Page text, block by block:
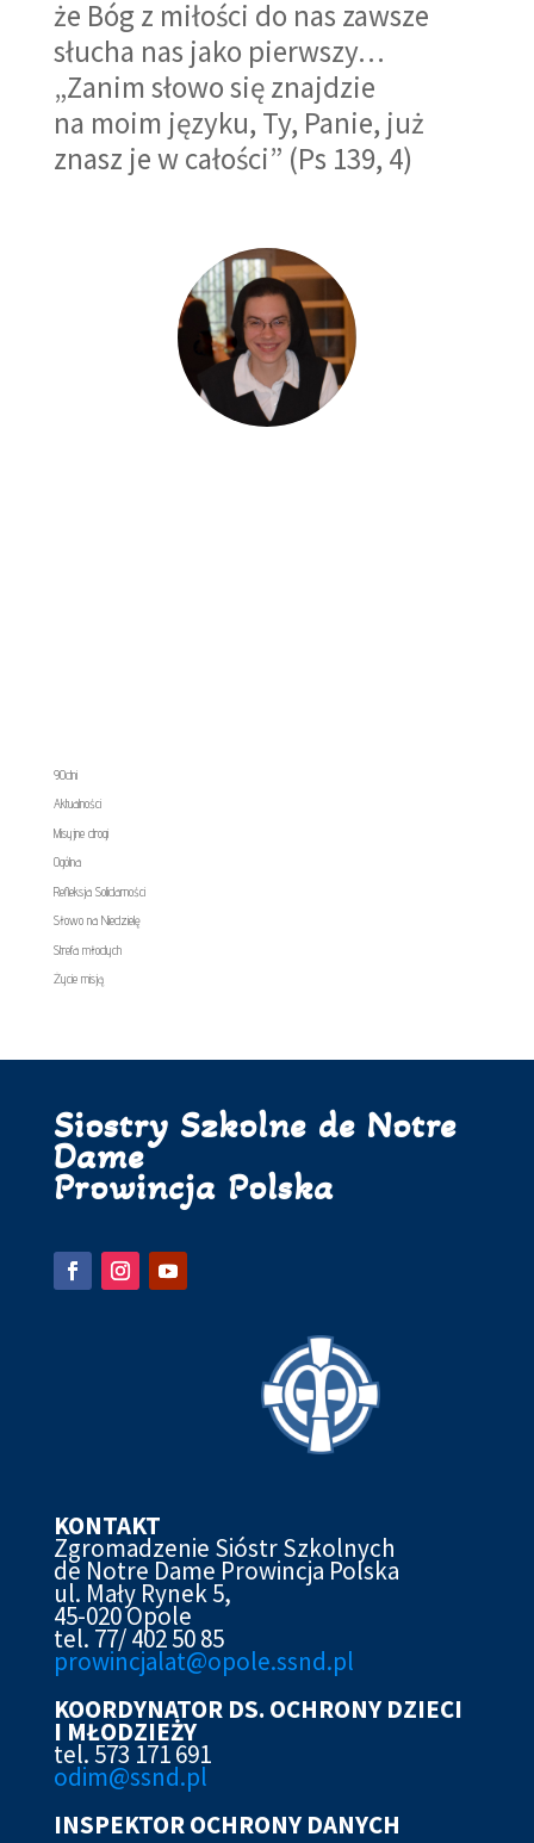
że Bóg z miłości do nas zawsze
słucha nas jako pierwszy…
„Zanim słowo się znajdzie
na moim języku, Ty, Panie, już
znasz je w całości” (Ps 139, 4)
90dni
Aktualności
Misyjne drogi
Ogólna
Refleksja Solidarności
Słowo na Niedzielę
Strefa młodych
Życie misją
Siostry Szkolne de Notre
Dame
Prowincja Polska
KONTAKT
Zgromadzenie Sióstr Szkolnych
de Notre Dame Prowincja Polska
ul. Mały Rynek 5,
45-020 Opole
tel. 77/ 402 50 85
prowincjalat@opole.ssnd.pl
KOORDYNATOR DS. OCHRONY DZIECI
I MŁODZIEŻY
tel. 573 171 691
odim@ssnd.pl
INSPEKTOR OCHRONY DANYCH